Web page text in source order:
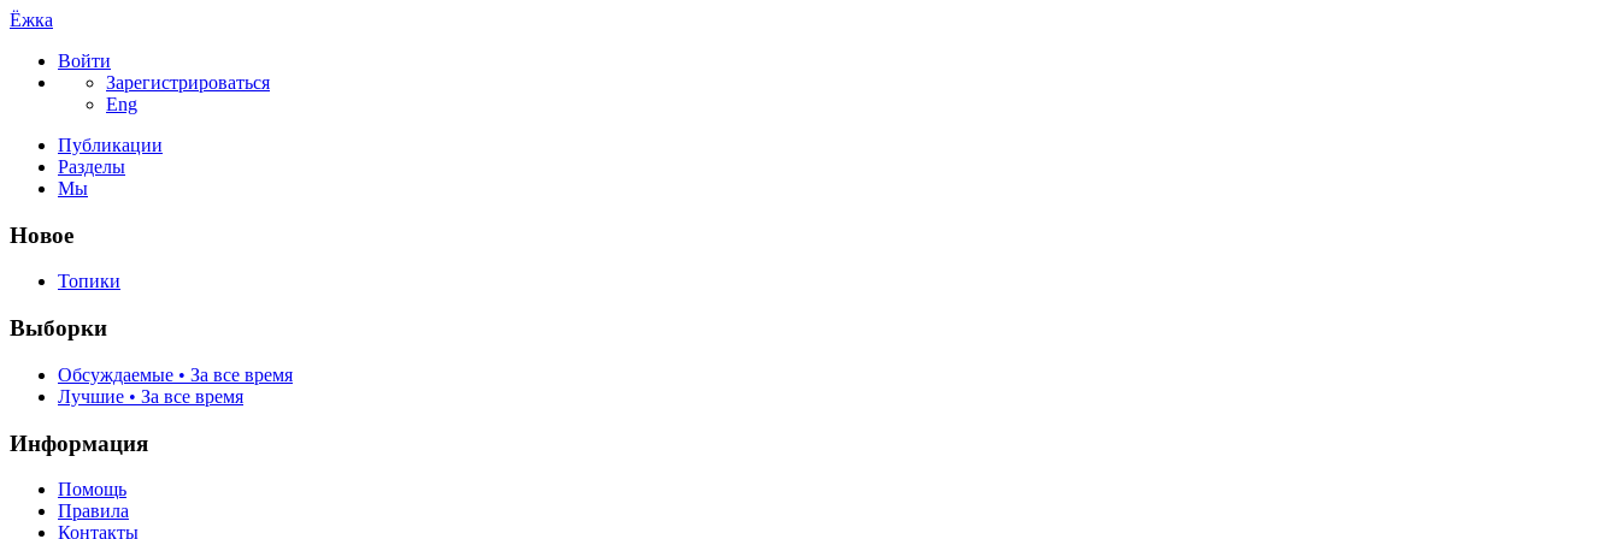
Ёжка
Войти
Зарегистрироваться
Eng
Публикации
Разделы
Мы
Новое
Топики
Выборки
Обсуждаемые • За все время
Лучшие • За все время
Информация
Помощь
Правила
Контакты